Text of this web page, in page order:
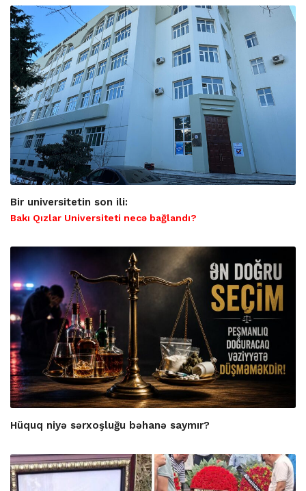
Bir universitetin son ili:
Bakı Qızlar Universiteti necə bağlandı?
Hüquq niyə sərxoşluğu bəhanə saymır?